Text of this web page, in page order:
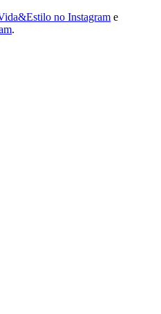
no Instagram e
.